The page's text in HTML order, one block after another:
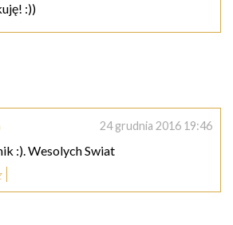
:))
24 grudnia 2016 19:46
:). Wesolych Swiat